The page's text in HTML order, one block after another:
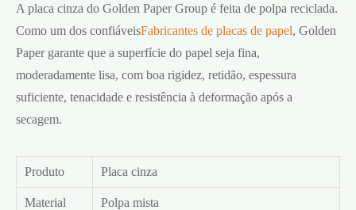
A placa cinza do Golden Paper Group é feita de polpa reciclada.
Como um dos confiáveisFabricantes de placas de papel, Golden
Paper garante que a superfície do papel seja fina,
moderadamente lisa, com boa rigidez, retidão, espessura
suficiente, tenacidade e resistência à deformação após a
secagem.
Produto Placa cinza
Material Polpa mista